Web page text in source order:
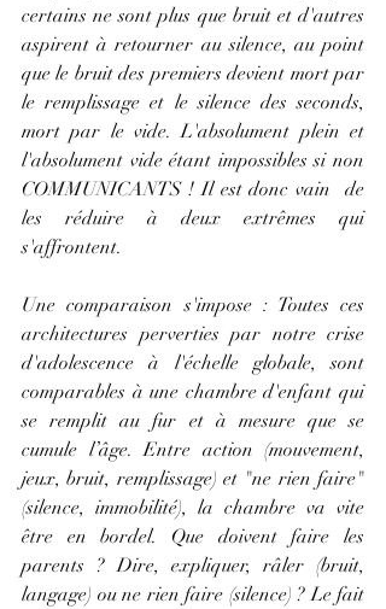
certains ne sont plus que bruit et d'autres
aspirent à retourner au silence, au point
que le bruit des premiers devient mort par
le remplissage et le silence des seconds,
mort par le vide. L'absolument plein et
l'absolument vide étant impossibles si non
COMMUNICANTS ! Il est donc vain  de
les réduire à deux extrêmes qui
s'affrontent.
Une comparaison s'impose : Toutes ces
architectures perverties par notre crise
d'adolescence à l'échelle globale, sont
comparables à une chambre d'enfant qui
se remplit au fur et à mesure que se
cumule l’âge. Entre action (mouvement,
jeux, bruit, remplissage) et "ne rien faire"
(silence, immobilité), la chambre va vite
être en bordel. Que doivent faire les
parents ? Dire, expliquer, râler (bruit,
langage) ou ne rien faire (silence) ? Le fait